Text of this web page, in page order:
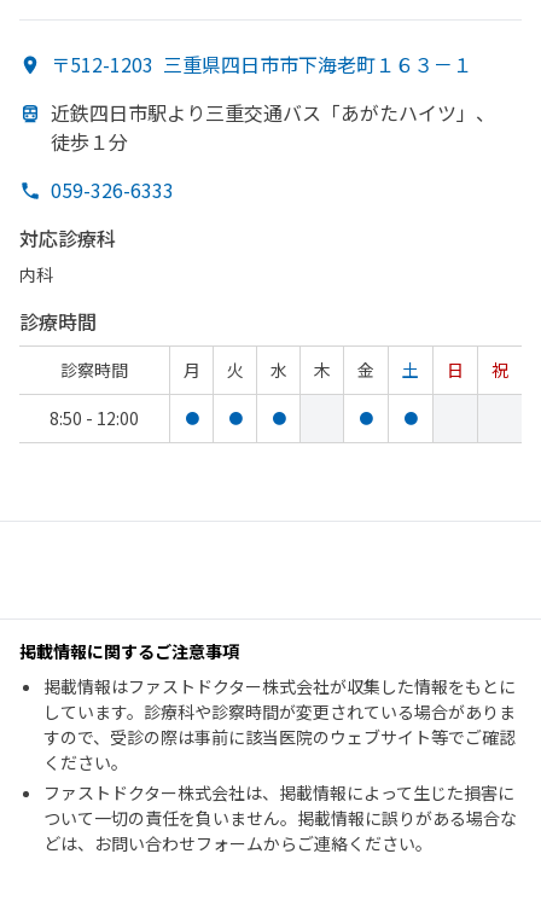
〒512-1203 三重県四日市市下海老町１６３－１
近鉄四日市駅より三重交通バス「あがたハイツ」、
徒歩１分
059-326-6333
対応診療科
内科
診療時間
診察時間 月 火 水 木 金 土 日
祝
8:50 - 12:00
● ● ● ● ●
掲載情報に関するご注意事項
掲載情報はファストドクター株式会社が収集した情報をもとに
しています。診療科や診察時間が変更されている場合がありま
すので、受診の際は事前に該当医院のウェブサイト等でご確認
ください。
ファストドクター株式会社は、掲載情報によって生じた損害に
ついて一切の責任を負いません。掲載情報に誤りがある場合な
どは、お問い合わせフォームからご連絡ください。